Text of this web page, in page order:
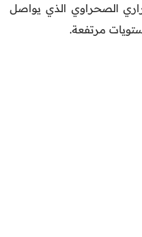
الصحراوي الذي يواصل
مرتفعة.